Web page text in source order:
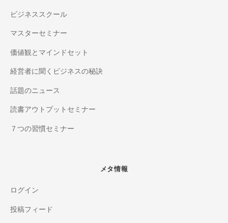
ビジネススクール
マスターセミナー
価値観とマインドセット
経営者に聞くビジネスの秘訣
話題のニュース
読書アウトプットセミナー
７つの習慣セミナー
メタ情報
ログイン
投稿フィード